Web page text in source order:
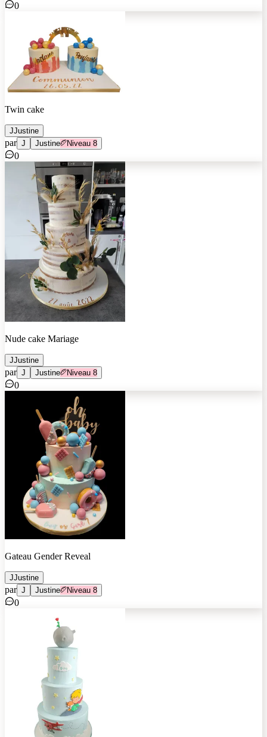
0
Twin cake
JJustine
par J Justine Niveau 8
0
Nude cake Mariage
JJustine
par J Justine Niveau 8
0
Gateau Gender Reveal
JJustine
par J Justine Niveau 8
0